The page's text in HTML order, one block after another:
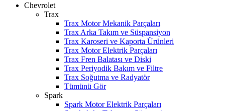
Chevrolet
Trax
Trax Motor Mekanik Parçaları
Trax Arka Takım ve Süspansiyon
Trax Karoseri ve Kaporta Ürünleri
Trax Motor Elektrik Parçaları
Trax Fren Balatası ve Diski
Trax Periyodik Bakım ve Filtre
Trax Soğutma ve Radyatör
Tümünü Gör
Spark
Spark Motor Elektrik Parçaları